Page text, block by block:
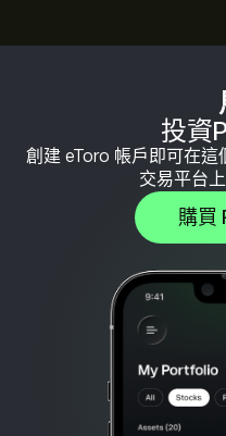
投資
創建 eToro 帳戶即可在
交易平台
購買